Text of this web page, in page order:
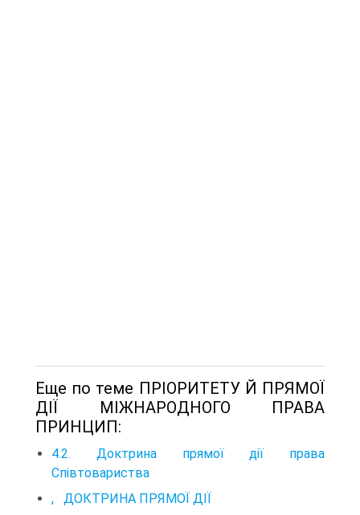
Еще по теме ПРІОРИТЕТУ Й ПРЯМОЇ
ДІЇ МІЖНАРОДНОГО ПРАВА
ПРИНЦИП:
4.2. Доктрина прямої дії права
Співтовариства
, ДОКТРИНА ПРЯМОЇ ДІЇ